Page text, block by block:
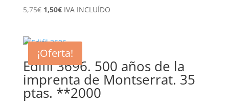
5,75€ El
era:
5,75€.
1,50€El
es:
1,50€.
IVA INCLUÍDO
¡Oferta!
Edifil 3696. 500 años de la
imprenta de Montserrat. 35
ptas. **2000